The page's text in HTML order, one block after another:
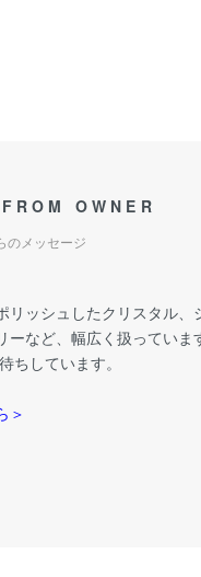
OWNER
のメッセージ
リッシュしたクリスタル
ーなど、幅広く扱ってい
ちしています。
＞